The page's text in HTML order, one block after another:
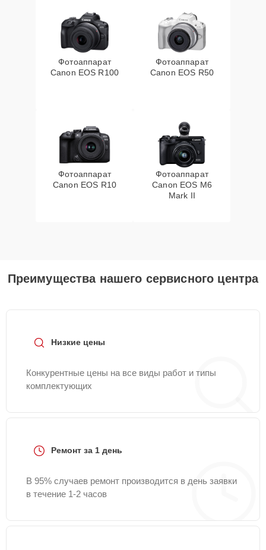
Фотоаппарат
Canon EOS R100
Фотоаппарат
Canon EOS R50
Фотоаппарат
Canon EOS R10
Фотоаппарат
Canon EOS M6
Mark II
Преимущества нашего сервисного центра
Низкие цены
Конкурентные цены на все виды работ и типы
комплектующих
Ремонт за 1 день
В 95% случаев ремонт производится в день заявки
в течение 1-2 часов